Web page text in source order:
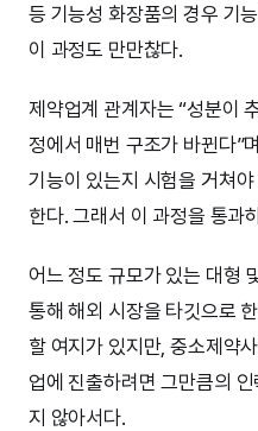
등 기능성 화장품의 경우 기
이 과정도 만만찮다.
제약업계 관계자는 “성분이
정에서 매번 구조가 바뀐다”
기능이 있는지 시험을 거쳐
한다. 그래서 이 과정을 통과
어느 정도 규모가 있는 대형
통해 해외 시장을 타깃으로
할 여지가 있지만, 중소제약
업에 진출하려면 그만큼의
지 않아서다.